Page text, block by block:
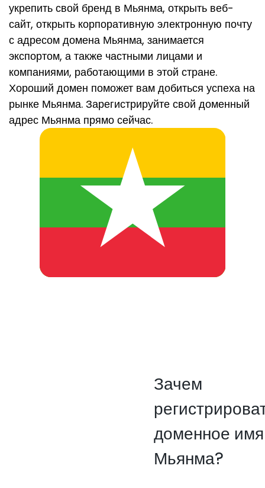
укрепить свой бренд в Мьянма, открыть веб-
сайт, открыть корпоративную электронную почту
с адресом домена Мьянма, занимается
экспортом, а также частными лицами и
компаниями, работающими в этой стране.
Хороший домен поможет вам добиться успеха на
рынке Мьянма. Зарегистрируйте свой доменный
адрес Мьянма прямо сейчас.
Зачем
доменное
Мьянма?